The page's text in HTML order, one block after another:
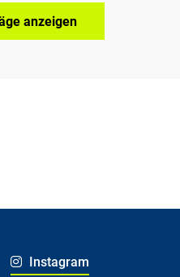
anzeigen
Instagram